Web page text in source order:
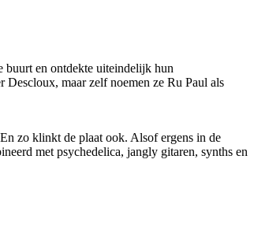
en ontdekte uiteindelijk hun
Descloux, maar zelf noemen ze Ru Paul als
zo klinkt de plaat ook. Alsof ergens in de
met psychedelica, jangly gitaren, synths en